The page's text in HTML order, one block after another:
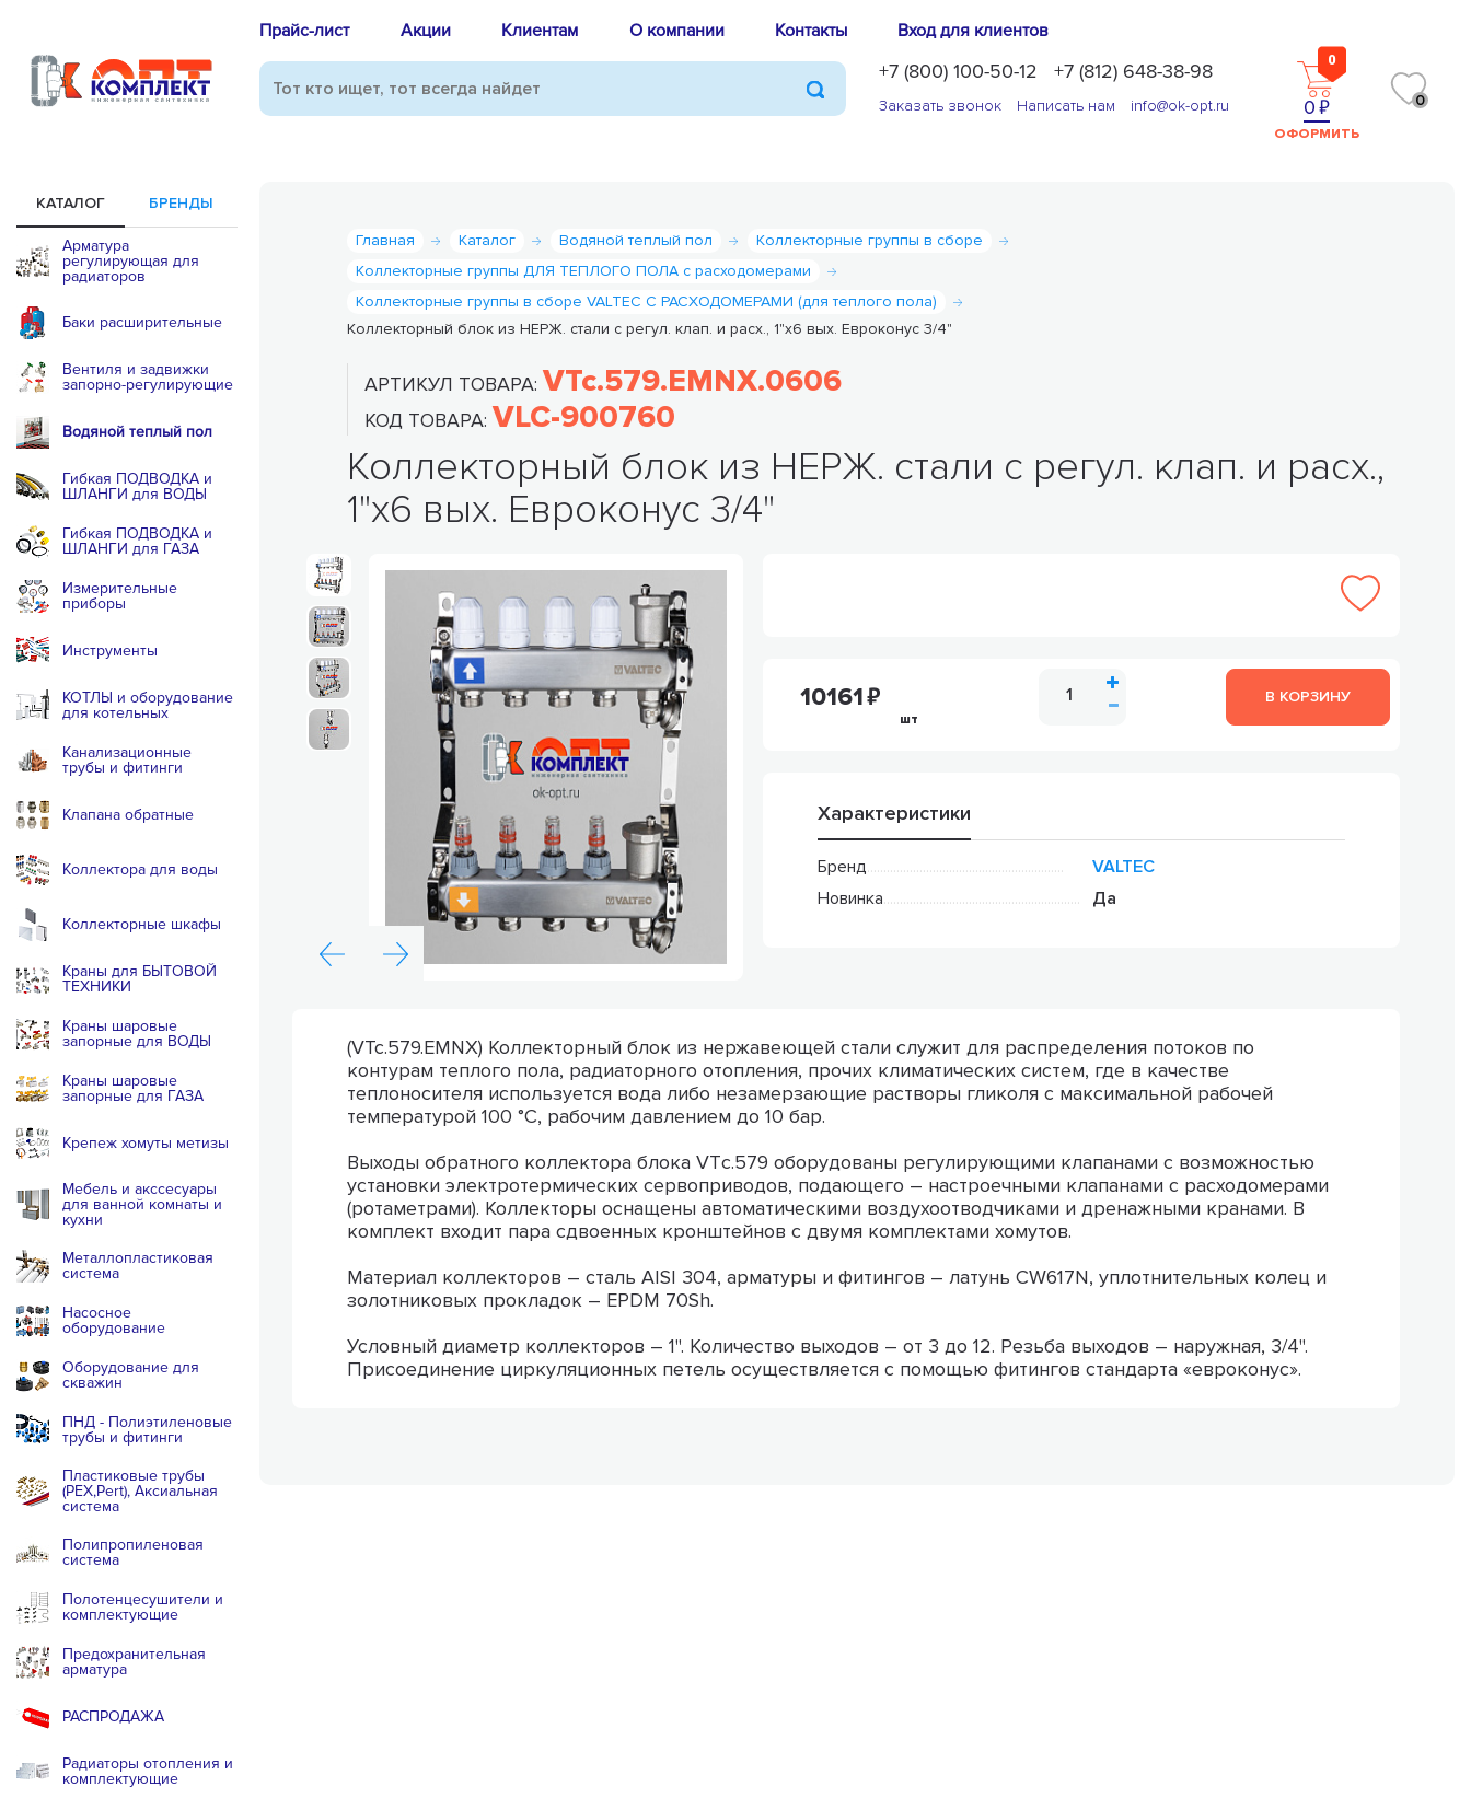
Прайс-лист Акции Клиентам О компании Контакты Вход для клиентов
+7 (800) 100-50-12 +7 (812) 648-38-98
Заказать звонок Написать нам info@ok-opt.ru
0
0
ОФОРМИТЬ
0
КАТАЛОГ БРЕНДЫ
Арматура
регулирующая для
радиаторов
Баки расширительные
Вентиля и задвижки
запорно-регулирующие
Водяной теплый пол
Гибкая ПОДВОДКА и
ШЛАНГИ для ВОДЫ
Гибкая ПОДВОДКА и
ШЛАНГИ для ГАЗА
Измерительные
приборы
Инструменты
КОТЛЫ и оборудование
для котельных
Канализационные
трубы и фитинги
Клапана обратные
Коллектора для воды
Коллекторные шкафы
Краны для БЫТОВОЙ
ТЕХНИКИ
Краны шаровые
запорные для ВОДЫ
Краны шаровые
запорные для ГАЗА
Крепеж хомуты метизы
Мебель и акссесуары
для ванной комнаты и
кухни
Металлопластиковая
система
Насосное
оборудование
Оборудование для
скважин
ПНД - Полиэтиленовые
трубы и фитинги
Пластиковые трубы
(PEX,Pert), Аксиальная
система
Полипропиленовая
система
Полотенцесушители и
комплектующие
Предохранительная
арматура
РАСПРОДАЖА
Радиаторы отопления и
комплектующие
Главная Каталог Водяной теплый пол
Коллекторные группы в сборе
Коллекторные группы ДЛЯ ТЕПЛОГО ПОЛА с расходомерами
Коллекторные группы в сборе VALTEC С РАСХОДОМЕРАМИ (для теплого пола)
Коллекторный блок из НЕРЖ. стали с регул. клап. и расх., 1"х6 вых. Евроконус 3/4"
АРТИКУЛ ТОВАРА: VTc.579.EMNX.0606
КОД ТОВАРА: VLC-900760
Коллекторный блок из НЕРЖ. стали с регул. клап. и расх.,
1"х6 вых. Евроконус 3/4"
10161
шт
В КОРЗИНУ
Характеристики
Бренд
VALTEC
Новинка
Да
(VTc.579.EMNX) Коллекторный блок из нержавеющей стали служит для распределения потоков по
контурам теплого пола, радиаторного отопления, прочих климатических систем, где в качестве
теплоносителя используется вода либо незамерзающие растворы гликоля с максимальной рабочей
температурой 100 °С, рабочим давлением до 10 бар.
Выходы обратного коллектора блока VTс.579 оборудованы регулирующими клапанами с возможностью
установки электротермических сервоприводов, подающего – настроечными клапанами с расходомерами
(ротаметрами). Коллекторы оснащены автоматическими воздухоотводчиками и дренажными кранами. В
комплект входит пара сдвоенных кронштейнов с двумя комплектами хомутов.
Материал коллекторов – сталь AISI 304, арматуры и фитингов – латунь CW617N, уплотнительных колец и
золотниковых прокладок – EPDM 70Sh.
Условный диаметр коллекторов – 1". Количество выходов – от 3 до 12. Резьба выходов – наружная, 3/4".
Присоединение циркуляционных петель осуществляется с помощью фитингов стандарта «евроконус».